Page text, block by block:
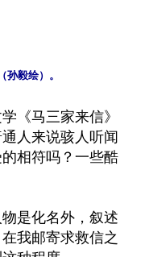
毅绘）。
《马三家来信》
人来说骇人听闻
相符吗？一些酷
是化名外，叙述
我邮寄求救信之